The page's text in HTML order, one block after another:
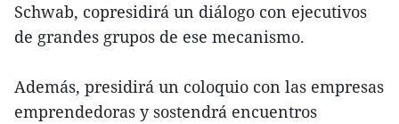
Schwab, copresidirá un diálogo con ejecutivos
de grandes grupos de ese mecanismo.
Además, presidirá un coloquio con las empresas
emprendedoras y sostendrá encuentros